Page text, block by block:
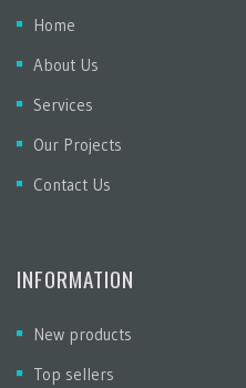
Home
About Us
Services
Our Projects
Contact Us
INFORMATION
New products
Top sellers